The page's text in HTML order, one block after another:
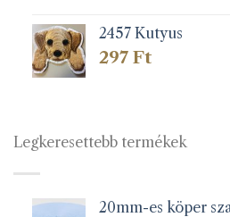
2457 Kutyus
297 Ft
Legkeresettebb termékek
20mm-es köper